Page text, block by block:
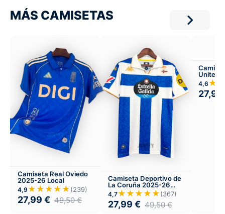
MÁS CAMISETAS
Camiseta Real Oviedo
2025-26 Local
4,9 ★★★★★(239)
27,99 € 49,50€
Camiseta Deportivo de
La Coruña 2025-26
Local
4,7★★★★★(367)
27,99 € 49,50€
United
4,6
27,99